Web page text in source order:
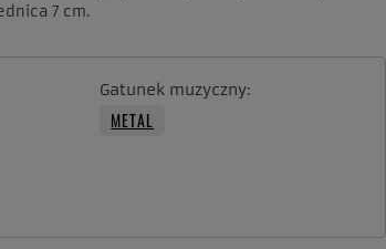
7 cm.
Gatunek muzyczny
METAL